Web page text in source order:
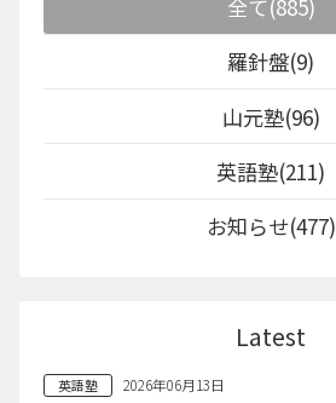
全て(885)
羅針盤(9)
山元塾(96)
英語塾(211)
お知らせ(477)
Latest
英語塾 2026年06月13日